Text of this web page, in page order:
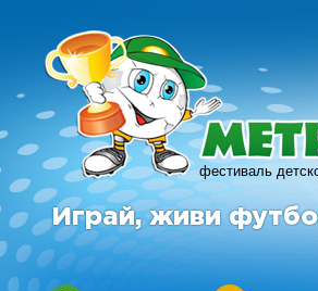
фестиваль
Играй, живи